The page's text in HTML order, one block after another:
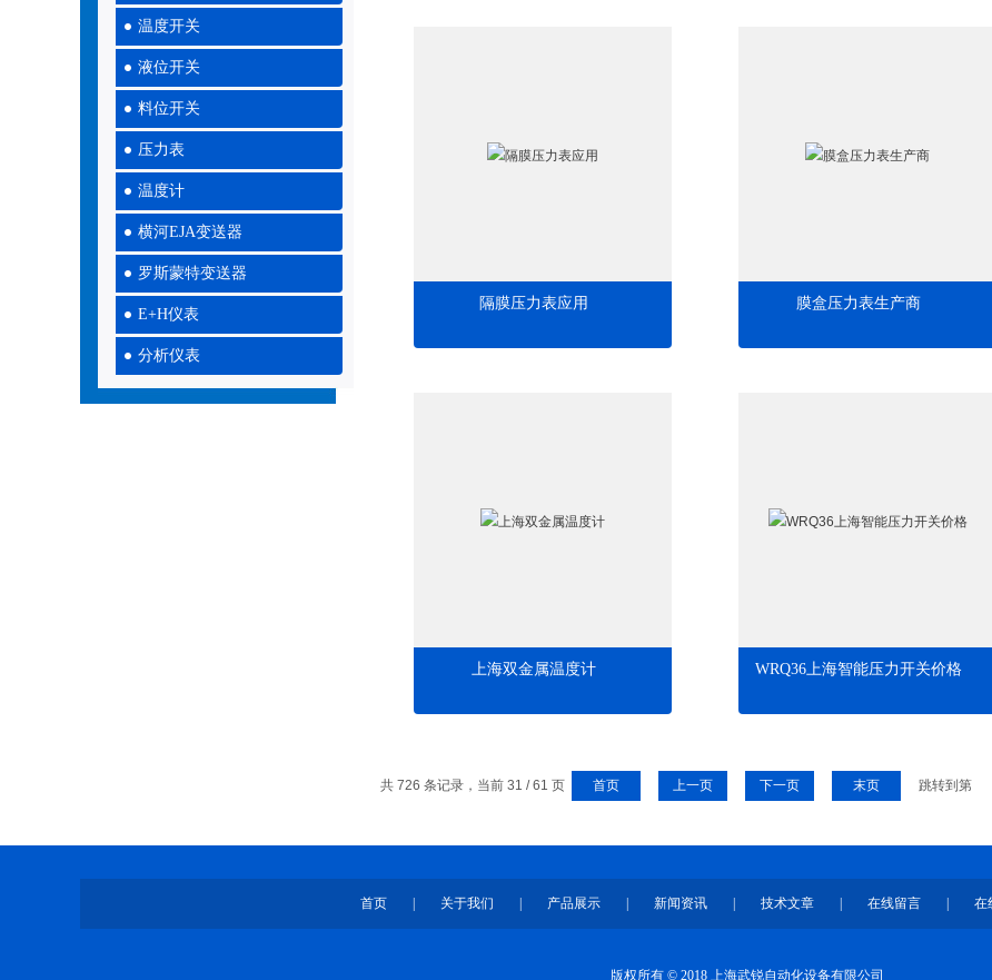
温度开关
液位开关
料位开关
压力表
温度计
横河EJA变送器
罗斯蒙特变送器
E+H仪表
分析仪表
隔膜压力表应用 膜盒压力表生产商
上海双金属温度计 WRQ36上海智能压力开关价格
共 726 条记录，当前 31 / 61 页 首页 上一页 下一页 末页 跳转到第
首页 关于我们 产品展示 新闻资讯 技术文章 在线留言 在
版权所有 © 2018 上海武锐自动化设备有限公司